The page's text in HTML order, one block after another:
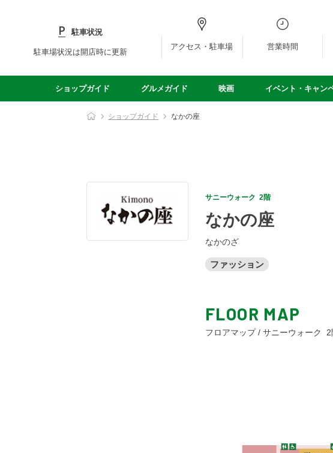
駐車状況
駐車場状況は開店時に更新
アクセス・駐車場 営業時間
ショップガイド グルメガイド 映画 イベント・キャン
ショップガイド なかの座
サニーウォーク 2階
なかの座
なかのざ
ファッション
FLOOR MAP
フロアマップ / サニーウォーク 2